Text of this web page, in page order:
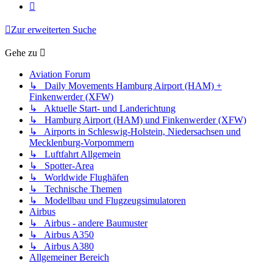
Zur erweiterten Suche
Gehe zu
Aviation Forum
↳ Daily Movements Hamburg Airport (HAM) +
Finkenwerder (XFW)
↳ Aktuelle Start- und Landerichtung
↳ Hamburg Airport (HAM) und Finkenwerder (XFW)
↳ Airports in Schleswig-Holstein, Niedersachsen und
Mecklenburg-Vorpommern
↳ Luftfahrt Allgemein
↳ Spotter-Area
↳ Worldwide Flughäfen
↳ Technische Themen
↳ Modellbau und Flugzeugsimulatoren
Airbus
↳ Airbus - andere Baumuster
↳ Airbus A350
↳ Airbus A380
Allgemeiner Bereich